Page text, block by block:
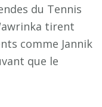
du Tennis
tirent
comme Jannik
que le